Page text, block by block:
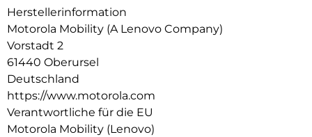
Einfaches Einrichten und Tragen.
Befestige einfach einen moto tag an deinen
um alles auf der ganzen Welt punktgenau zu lokalisieren.
Schutz vor unerwünschtem Trackin.
Du kannst sicher sein, dass dein Tracking privat bleibt und
dein tag durch eine End-to-End-Verschlüsselung im
Herstellerinformation
Motorola Mobility (A Lenovo Company)
Vorstadt 2
61440 Oberursel
Deutschland
https://www.motorola.com
Verantwortliche für die EU
Motorola Mobility (Lenovo)